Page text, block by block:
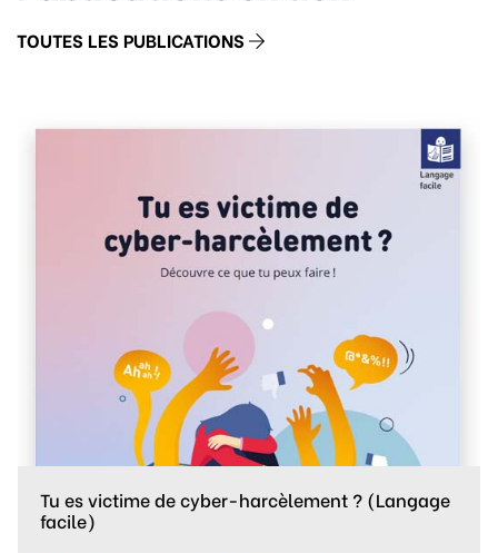
TOUTES LES PUBLICATIONS
Tu es victime de cyber-harcèlement ? (Langage
facile)